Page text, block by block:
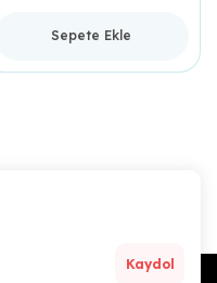
Sepete Ekle
Kaydol